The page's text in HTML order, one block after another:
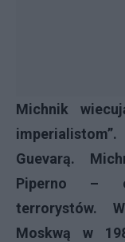
Michnik
Guevarą.
Piperno –
terrorystów.
Moskwą w